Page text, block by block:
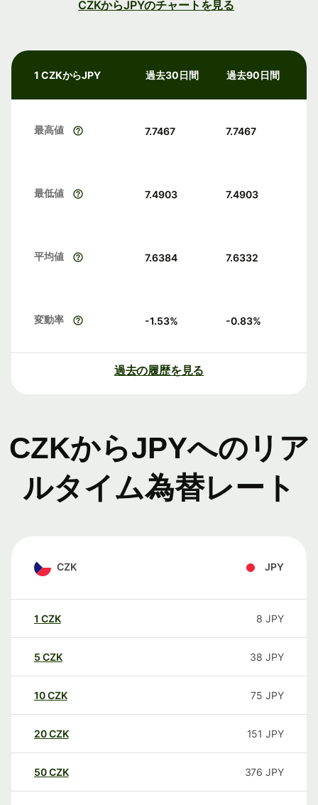
CZKからJPYのチャートを見る
1 CZKからJPY 過去30日間 過去90日間
最高値 7.7467 7.7467
最低値 7.4903 7.4903
平均値 7.6384 7.6332
変動率 -1.53% -0.83%
過去の履歴を見る
CZKからJPYへのリア
ルタイム為替レート
CZK JPY
1 CZK 8 JPY
5 CZK 38 JPY
10CZK 75 JPY
20CZK 151 JPY
50CZK 376 JPY